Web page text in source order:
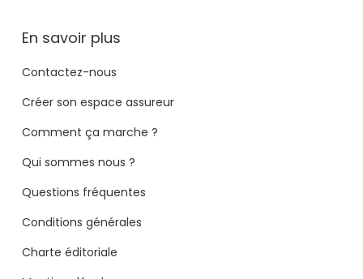
En savoir plus
Contactez-nous
Créer son espace assureur
Comment ça marche ?
Qui sommes nous ?
Questions fréquentes
Conditions générales
Charte éditoriale